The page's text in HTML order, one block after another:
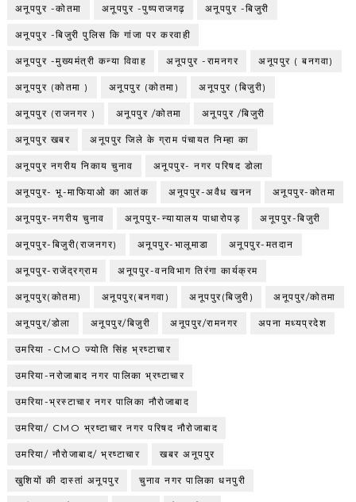
अनूपपुर -कोतमा अनूपपुर -पुष्पराजगढ़ अनूपपुर -बिजुरी
अनूपपुर -बिजुरी पुलिस कि गांजा पर करवाही
अनूपपुर -मुख्यमंत्री कन्या विवाह अनूपपुर -रामनगर अनूपपुर ( बनगवा)
अनूपपुर (कोतमा ) अनूपपुर (कोतमा) अनूपपुर (बिजुरी)
अनूपपुर (राजनगर ) अनूपपुर /कोतमा अनूपपुर /बिजुरी
अनूपपुर खबर अनूपपुर जिले के ग्राम पंचायत निम्हा का
अनूपपुर नगरीय निकाय चुनाव अनूपपुर- नगर परिषद डोला
अनूपपुर- भू-माफियाओ का आतंक अनूपपुर-अवैध खनन अनूपपुर-कोतमा
अनूपपुर-नगरीय चुनाव अनूपपुर-न्यायालय पाधारोपड़ अनूपपुर-बिजुरी
अनूपपुर-बिजुरी(राजनगर) अनूपपुर-भालूमाडा अनूपपुर-मतदान
अनूपपुर-राजेंद्रग्राम अनूपपुर-वनविभाग तिरंगा कार्यक्रम
अनूपपुर(कोतमा) अनूपपुर(बनगवा) अनूपपुर(बिजुरी) अनूपपुर/कोतमा
अनूपपुर/डोला अनूपपुर/बिजुरी अनूपपुर/रामनगर अपना मध्यप्रदेश
उमरिया -CMO ज्योति सिंह भ्रष्टाचार
उमरिया-नरोजाबाद नगर पालिका भ्रष्टाचार
उमरिया-भ्रस्टाचार नगर पालिका नौरोजाबाद
उमरिया/ CMO भ्रष्टाचार नगर परिषद नौरोजाबाद
उमरिया/ नौरोजाबाद/ भ्रष्टाचार खबर अनूपपुर
खुशियों की दास्तां अनूपपुर चुनाव नगर पालिका धनपुरी